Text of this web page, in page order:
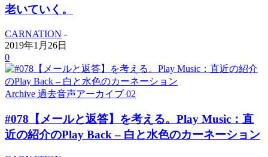
老いていく。
CARNATION -
2019年1月26日
0
Archive 過去音声アーカイブ 02
#078【メールと返答】を考える。Play Music：直
近の紹介のPlay Back – 白と水色のカーネーション